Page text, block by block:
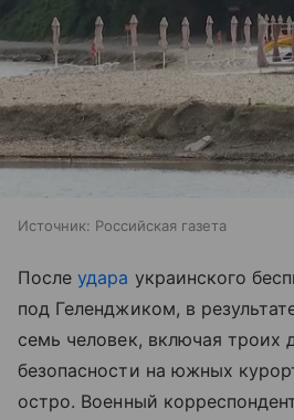
Источник: Российская газета
Послеудара украинского
под Геленджиком, в
семь человек, включая троих
безопасности на южных
остро. Военный